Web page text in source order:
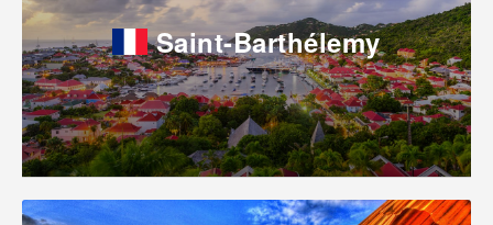
Saint-Barthélemy